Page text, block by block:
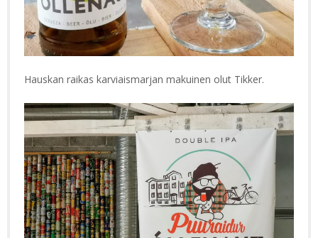
Hauskan raikas karviaismarjan makuinen olut Tikker.